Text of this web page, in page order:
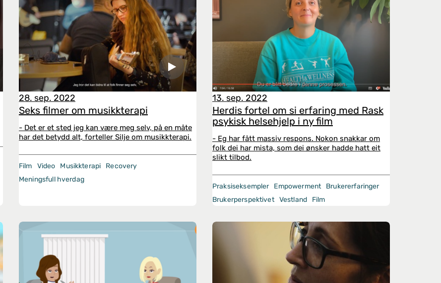
28. sep. 2022
Seks filmer om musikkterapi
- Det er et sted jeg kan være meg selv, på en måte
har det betydd alt, forteller Silje om musikkterapi.
Film Video Musikkterapi
Recovery
Meningsfull hverdag
13. sep. 2022
Herdis fortel om si erfaring med Rask
psykisk helsehjelp i ny film
- Eg har fått massiv respons. Nokon snakkar om
folk dei har mista, som dei ønsker hadde hatt eit
slikt tilbod.
Praksiseksempler Empowerment
Brukererfaringer
Brukerperspektivet
Vestland Film